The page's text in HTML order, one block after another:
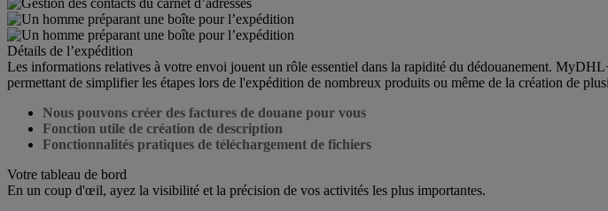
Détails de l’expédition
Les informations relatives à votre envoi jouent un rôle essentiel dans la rapidité du dédouanement.
permettant de simplifier les étapes lors de l'expédition de nombreux produits ou même de la création de
Nous pouvons créer des factures de douane pour vous
Fonction utile de création de description
Fonctionnalités pratiques de téléchargement de fichiers
Votre tableau de bord
En un coup d'œil, ayez la visibilité et la précision de vos activités les plus importantes.